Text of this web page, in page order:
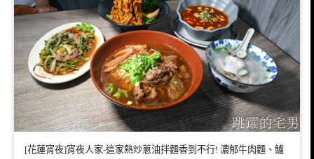
[花蓮宵夜]宵夜人家-這家熱炒蔥油拌麵香到不行! 濃郁牛肉麵、鱸